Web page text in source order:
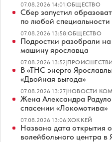
07.08.2026 14:01|ОБЩЕСТВО
Сбер запустил
по любой специальности
07.08.2026 13:58|ОБЩЕСТВО
Подростки разобрали
машину ярославца
07.08.2026 13:52|
В «ТНС энерго
«Двойная выгода»
07.08.2026 13:27|НОВОСТИ
Жена Александра
спасении «Локомотива»
07.08.2026 13:06|ХОККЕЙ
Названа дата открытия
волейбольного центра в